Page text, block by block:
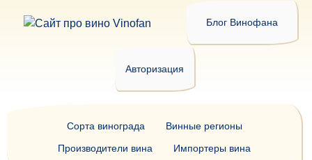
Блог Винофана
Авторизация
Сорта винограда
Винные регионы
Производители вина
Импортеры вина